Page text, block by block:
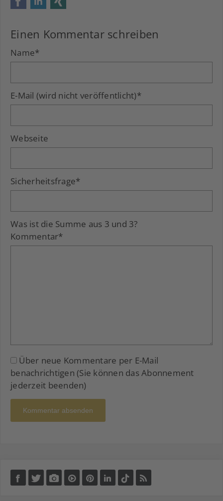
Einen Kommentar schreiben
Name*
E-Mail (wird nicht veröffentlicht)*
Webseite
Sicherheitsfrage*
Was ist die Summe aus 3 und 3?
Kommentar*
Über neue Kommentare per E-Mail
benachrichtigen (Sie können das Abonnement
jederzeit beenden)
Kommentar absenden